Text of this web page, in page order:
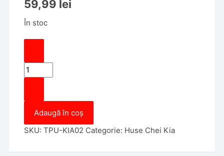
59,99 lei
În stoc
Cantitate
Husa
Auto
KIA
TPU+PC
Adaugă în coș
SKU:TPU-KIA02 Categorie: Huse Chei Kia